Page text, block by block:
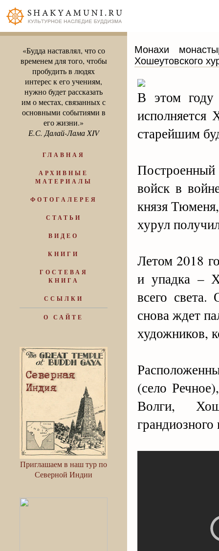
«Будда наставлял, что со
временем для того, чтобы
пробудить в людях
интерес к его учениям,
нужно будет рассказать
им о местах, связанных с
основными событиями в
его жизни.»
Е.С. Далай-Лама XIV
ГЛАВНАЯ
АРХИВНЫЕ
МАТЕРИАЛЫ
ФОТОГАЛЕРЕЯ
СТАТЬИ
ВИДЕО
КНИГИ
ГОСТЕВАЯ
КНИГА
ССЫЛКИ
О САЙТЕ
Приглашаем в наш тур по
Северной Индии
Монахи
Хошеутовского
В этом году
исполняется
старейшим
войск в
князя
хурул
Летом 2018
и упадка –
всего
снова ждет
художников,
(село
Волги,
грандиозного